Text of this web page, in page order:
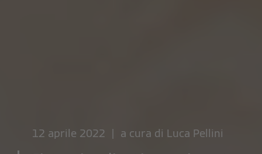
12 aprile 2022 | a cura di Luca Pellini